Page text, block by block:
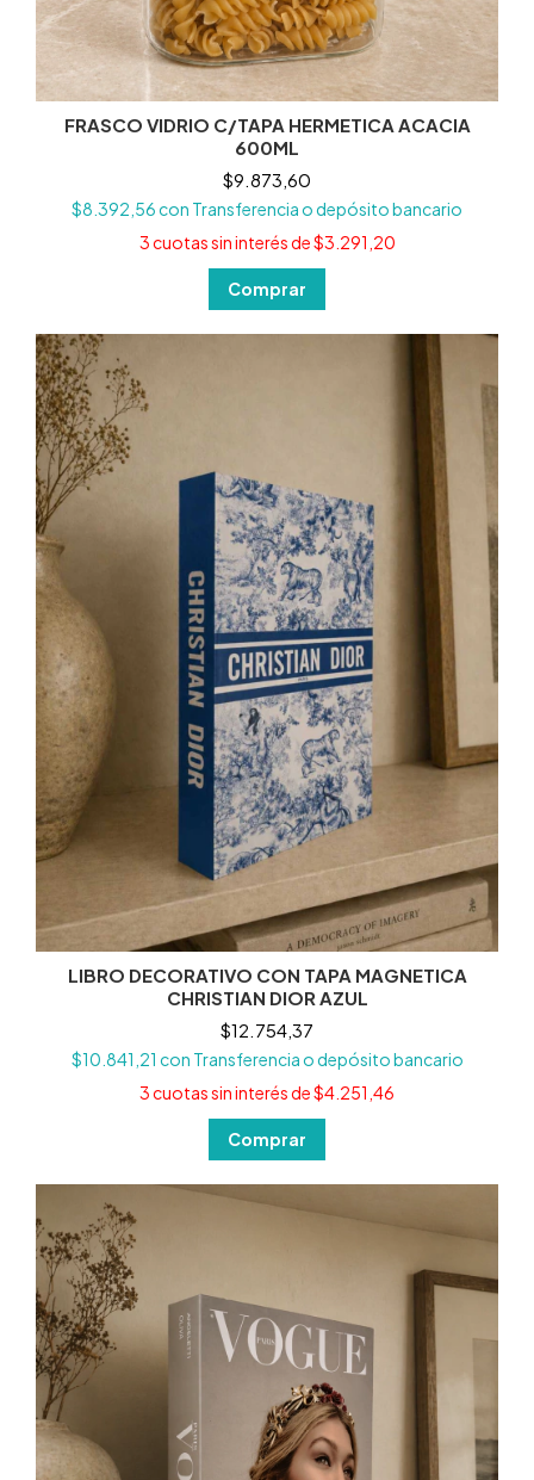
FRASCO VIDRIO C/TAPA HERMETICA ACACIA
600ML
$9.873,60
$8.392,56con Transferencia o depósito bancario
3cuotas sin interés de$3.291,20
LIBRO DECORATIVO CON TAPA MAGNETICA
CHRISTIAN DIOR AZUL
$12.754,37
$10.841,21 con Transferencia o depósito bancario
3cuotas sin interés de$4.251,46